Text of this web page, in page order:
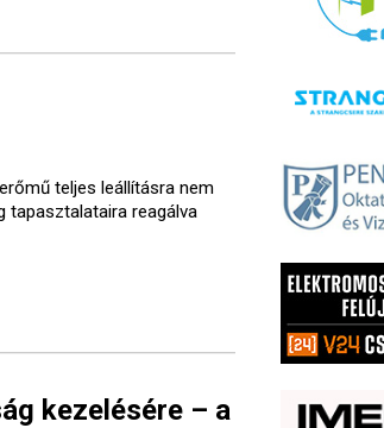
teljes leállításra nem
tapasztalataira reagálva
kezelésére – a